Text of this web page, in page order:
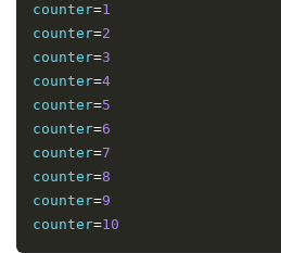
counter=1
counter=2
counter=3
counter=4
counter=5
counter=6
counter=7
counter=8
counter=9
counter=10